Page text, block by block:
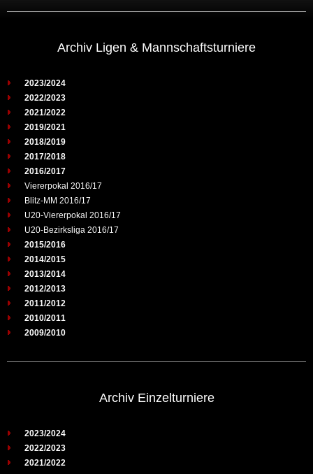
Archiv Ligen & Mannschaftsturniere
2023/2024
2022/2023
2021/2022
2019/2021
2018/2019
2017/2018
2016/2017
Viererpokal 2016/17
Blitz-MM 2016/17
U20-Viererpokal 2016/17
U20-Bezirksliga 2016/17
2015/2016
2014/2015
2013/2014
2012/2013
2011/2012
2010/2011
2009/2010
Archiv Einzelturniere
2023/2024
2022/2023
2021/2022